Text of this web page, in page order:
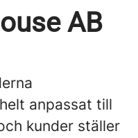
AB
anpassat till
kunder ställer